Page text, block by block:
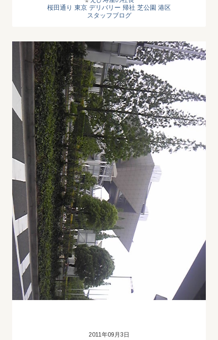
桜田通り 東京 デリバリー 帰社 芝公園 港区
スタッフブログ
2011年09月3日